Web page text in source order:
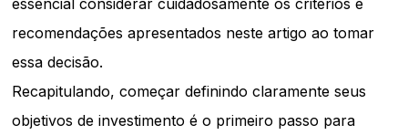
essencial considerar cuidadosamente os critérios e
recomendações apresentados neste artigo ao tomar
essa decisão.
Recapitulando, começar definindo claramente seus
objetivos de investimento é o primeiro passo para